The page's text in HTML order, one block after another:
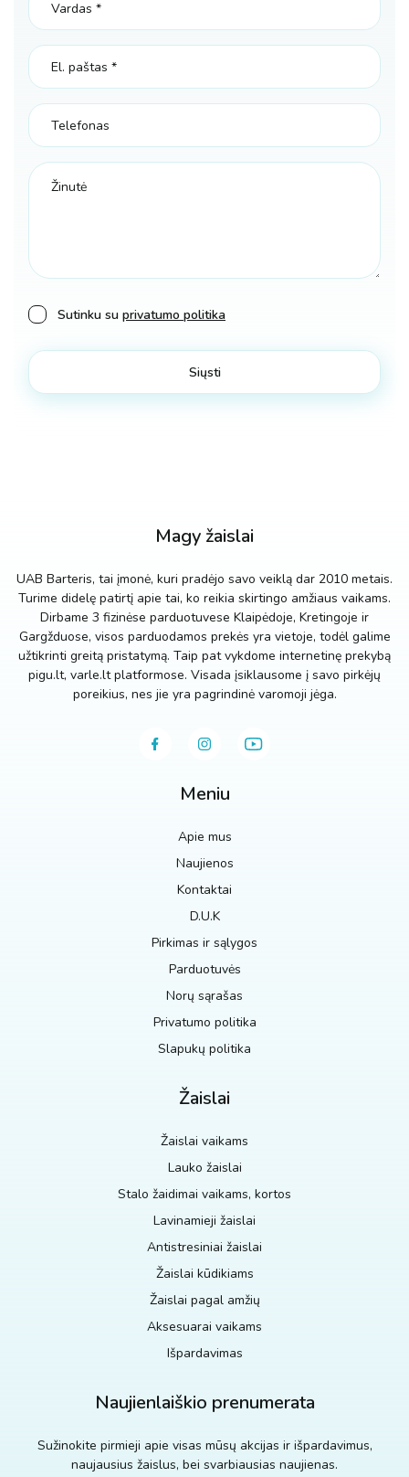
Sutinku su privatumo politika
Magy žaislai
UAB Barteris, tai įmonė, kuri pradėjo savo veiklą dar 2010 metais.
Turime didelę patirtį apie tai, ko reikia skirtingo amžiaus vaikams.
Dirbame 3 fizinėse parduotuvese Klaipėdoje, Kretingoje ir
Gargžduose, visos parduodamos prekės yra vietoje, todėl galime
užtikrinti greitą pristatymą. Taip pat vykdome internetinę prekybą
pigu.lt, varle.lt platformose. Visada įsiklausome į savo pirkėjų
poreikius, nes jie yra pagrindinė varomoji jėga.
Meniu
Apie mus
Naujienos
Kontaktai
D.U.K
Pirkimas ir sąlygos
Parduotuvės
Norų sąrašas
Privatumo politika
Slapukų politika
Žaislai
Žaislai vaikams
Lauko žaislai
Stalo žaidimai vaikams, kortos
Lavinamieji žaislai
Antistresiniai žaislai
Žaislai kūdikiams
Žaislai pagal amžių
Aksesuarai vaikams
Išpardavimas
Naujienlaiškio prenumerata
Sužinokite pirmieji apie visas mūsų akcijas ir išpardavimus,
naujausius žaislus, bei svarbiausias naujienas.